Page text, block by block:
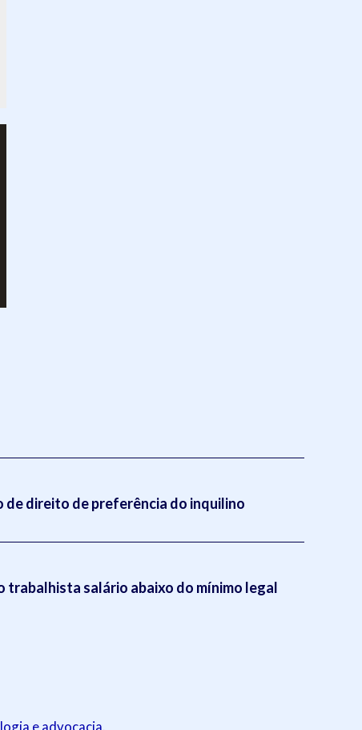
direito de preferência do inquilino
trabalhista salário abaixo do mínimo legal
e advocacia.